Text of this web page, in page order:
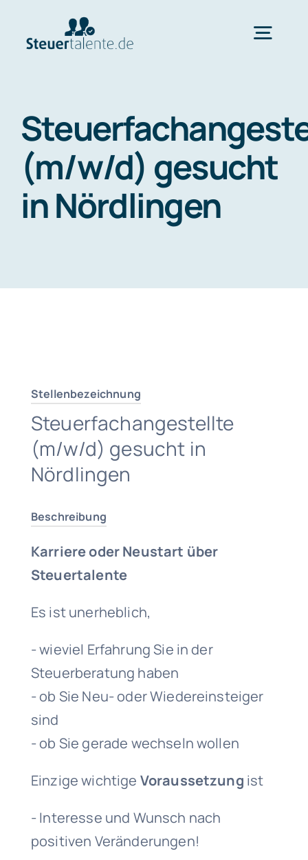
Wechsel
Ablauf
(m/w/d) gesucht
in Nördlingen
Stellenbezeichnung
Steuerfachangestellte
(m/w/d) gesucht in
Nördlingen
Beschreibung
Karriere oder Neustart über
Steuertalente
Es ist unerheblich,
- wieviel Erfahrung Sie in der
Steuerberatung haben
- ob Sie Neu- oder Wiedereinsteiger
sind
- ob Sie gerade wechseln wollen
Einzige wichtige Voraussetzung ist
- Interesse und Wunsch nach
positiven Veränderungen!